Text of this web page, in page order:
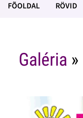
FÕOLDAL RÖVID
Galéria »